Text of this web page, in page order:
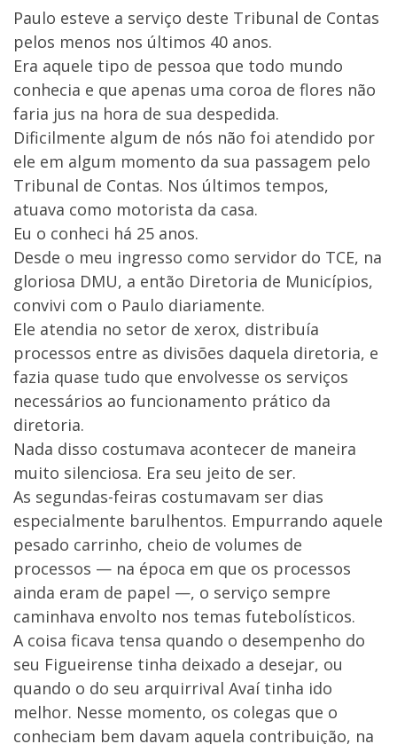
Paulo esteve a serviço deste Tribunal de Contas
pelos menos nos últimos 40 anos.
Era aquele tipo de pessoa que todo mundo
conhecia e que apenas uma coroa de flores não
faria jus na hora de sua despedida.
Dificilmente algum de nós não foi atendido por
ele em algum momento da sua passagem pelo
Tribunal de Contas. Nos últimos tempos,
atuava como motorista da casa.
Eu o conheci há 25 anos.
Desde o meu ingresso como servidor do TCE, na
gloriosa DMU, a então Diretoria de Municípios,
convivi com o Paulo diariamente.
Ele atendia no setor de xerox, distribuía
processos entre as divisões daquela diretoria, e
fazia quase tudo que envolvesse os serviços
necessários ao funcionamento prático da
diretoria.
Nada disso costumava acontecer de maneira
muito silenciosa. Era seu jeito de ser.
As segundas-feiras costumavam ser dias
especialmente barulhentos. Empurrando aquele
pesado carrinho, cheio de volumes de
processos — na época em que os processos
ainda eram de papel —, o serviço sempre
caminhava envolto nos temas futebolísticos.
A coisa ficava tensa quando o desempenho do
seu Figueirense tinha deixado a desejar, ou
quando o do seu arquirrival Avaí tinha ido
melhor. Nesse momento, os colegas que o
conheciam bem davam aquela contribuição, na